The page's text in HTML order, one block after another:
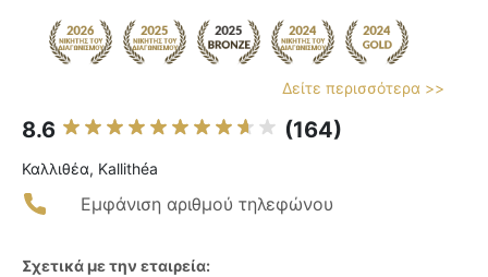
Δείτε περισσότερα >>
8.6 (164)
Καλλιθέα, Kallithéa
Εμφάνιση αριθμού τηλεφώνου
Σχετικά με την εταιρεία: